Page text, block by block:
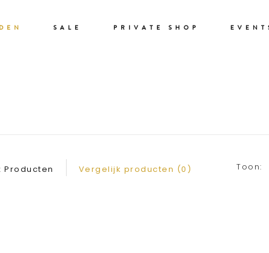
SALE PRIVATE SHOP
Producten Vergelijk producten (0) Toon: